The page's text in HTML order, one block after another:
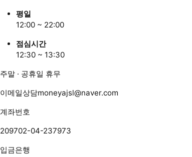
평일
12:00 ~ 22:00
점심시간
12:30 ~ 13:30
주말 · 공휴일 휴무
이메일상담moneyajsl@naver.com
계좌번호
209702-04-237973
입금은행